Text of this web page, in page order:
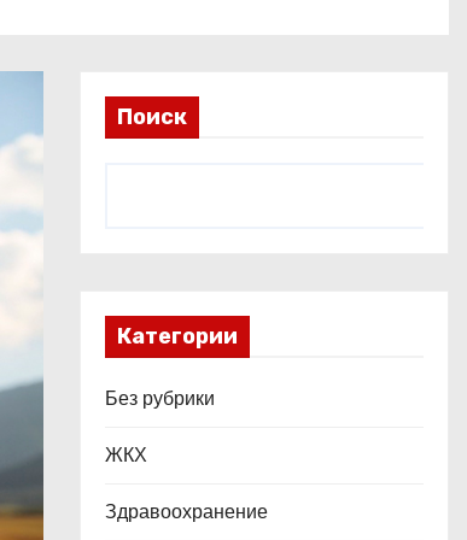
Поиск
Категории
Без рубрики
ЖКХ
Здравоохранение